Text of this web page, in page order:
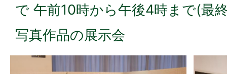
で 午前10時から午後4時まで(最
写真作品の展示会